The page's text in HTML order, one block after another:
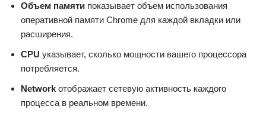
Объем памяти показывает объем использования
оперативной памяти Chrome для каждой вкладки или
расширения.
CPU указывает, сколько мощности вашего процессора
потребляется.
Network отображает сетевую активность каждого
процесса в реальном времени.